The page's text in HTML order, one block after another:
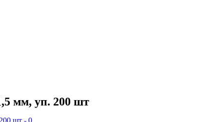
мм, уп. 200 шт